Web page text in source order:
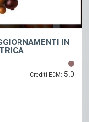
IN
Crediti ECM: 5.0